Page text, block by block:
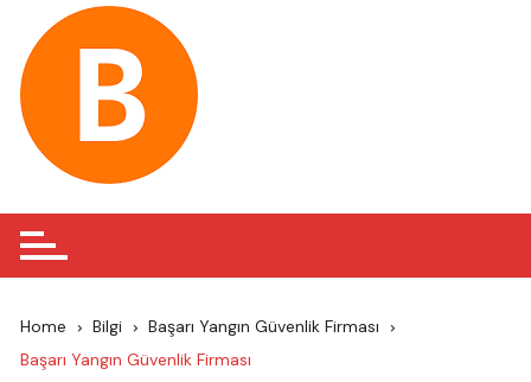
content
Home Bilgi
Başarı Yangın Güvenlik Firması
Başarı Yangın Güvenlik Firması